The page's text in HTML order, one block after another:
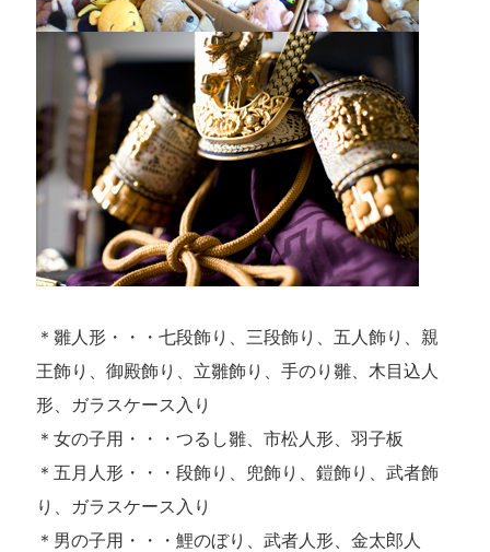
＊雛人形・・・七段飾り、三段飾り、五人飾り、親
王飾り、御殿飾り、立雛飾り、手のり雛、木目込人
形、ガラスケース入り
＊女の子用・・・つるし雛、市松人形、羽子板
＊五月人形・・・段飾り、兜飾り、鎧飾り、武者飾
り、ガラスケース入り
＊男の子用・・・鯉のぼり、武者人形、金太郎人